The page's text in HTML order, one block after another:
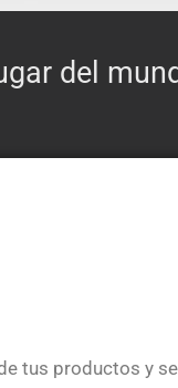
del
tus productos y